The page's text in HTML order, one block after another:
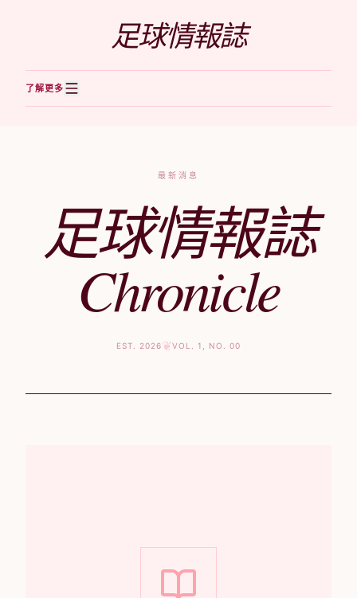
足球情報誌
了解更多
最新消息
足球情報誌
Chronicle
EST. 2026❦VOL. 1, NO. 00